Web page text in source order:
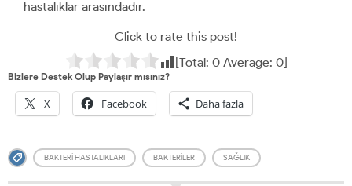
hastalıklar arasındadır.
Click to rate this post!
[Total: 0Average: 0]
Bizlere Destek Olup Paylaşır mısınız?
X Facebook Daha fazla
BAKTERI HASTALIKLARI BAKTERILER SAĞLIK